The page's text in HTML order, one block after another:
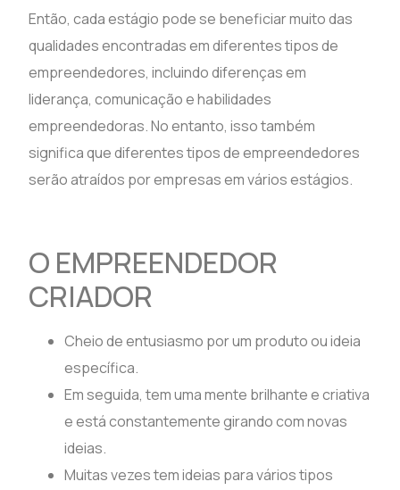
Então, cada estágio pode se beneficiar muito das
qualidades encontradas em diferentes tipos de
empreendedores, incluindo diferenças em
liderança, comunicação e habilidades
empreendedoras. No entanto, isso também
significa que diferentes tipos de empreendedores
serão atraídos por empresas em vários estágios.
O EMPREENDEDOR
CRIADOR
Cheio de entusiasmo por um produto ou ideia
específica.
Em seguida, tem uma mente brilhante e criativa
e está constantemente girando com novas
ideias.
Muitas vezes tem ideias para vários tipos